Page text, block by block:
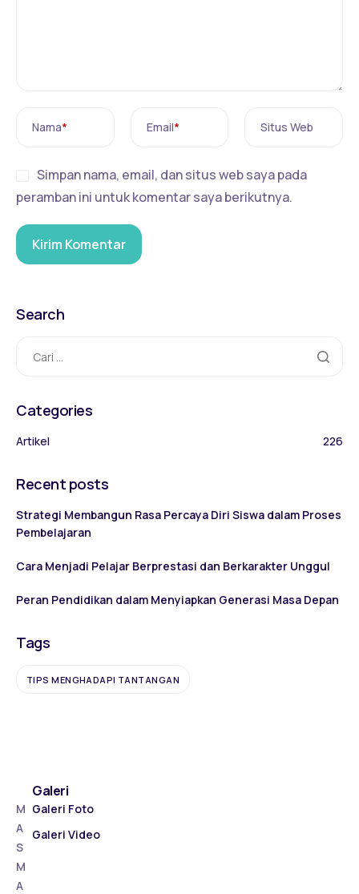
Nama* Email* Situs Web
Simpan nama, email, dan situs web saya pada
peramban ini untuk komentar saya berikutnya.
Search
Categories
Artikel 226
Recent posts
Strategi Membangun Rasa Percaya Diri Siswa dalam Proses
Pembelajaran
Cara Menjadi Pelajar Berprestasi dan Berkarakter Unggul
Peran Pendidikan dalam Menyiapkan Generasi Masa Depan
Tags
TIPS MENGHADAPI TANTANGAN
M
A
S
M
A
Galeri
Galeri Foto
Galeri Video